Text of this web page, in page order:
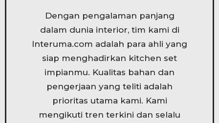
Dengan pengalaman panjang
dalam dunia interior, tim kami di
Interuma.com adalah para ahli yang
siap menghadirkan kitchen set
impianmu. Kualitas bahan dan
pengerjaan yang teliti adalah
prioritas utama kami. Kami
mengikuti tren terkini dan selalu